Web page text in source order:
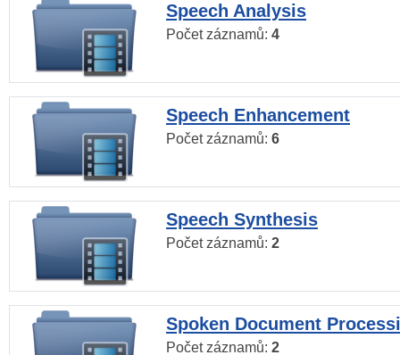
Speech Analysis
Počet záznamů: 4
Speech Enhancement
Počet záznamů: 6
Speech Synthesis
Počet záznamů: 2
Spoken Document
Počet záznamů: 2